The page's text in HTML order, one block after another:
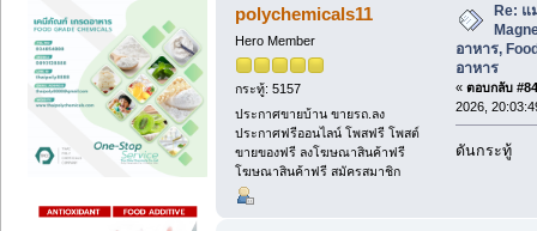
polychemicals11
Hero Member
กระทู้: 5157
ประกาศขายบ้าน ขายรถ.ลง
ประกาศฟรีออนไลน์ โพสฟรี โพสต์
ขายของฟรี ลงโฆษณาสินค้าฟรี
โฆษณาสินค้าฟรี สมัครสมาชิก
Re: แ
อาหาร,
อาหาร
« ตอบกลับ
2026,
ดันกระทู้